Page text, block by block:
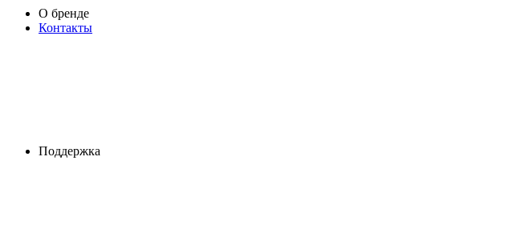
О бренде
Контакты
Поддержка